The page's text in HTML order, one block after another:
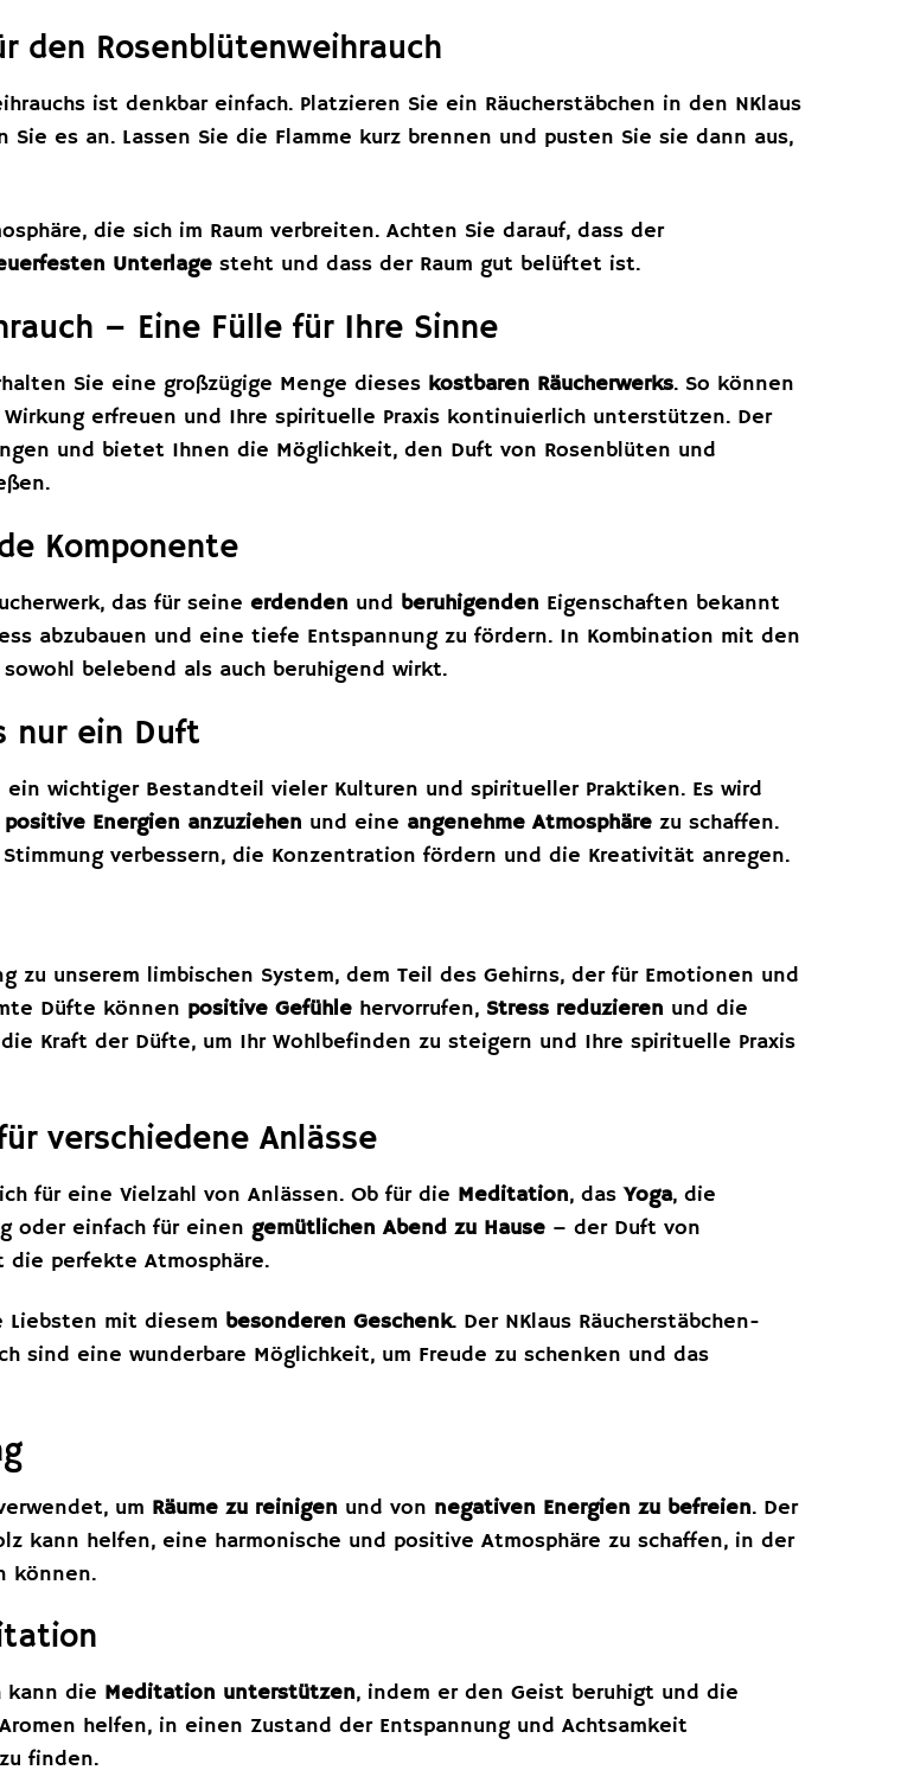
den Rosenblütenweihrauch
ist denkbar einfach. Platzieren Sie ein Räucherstäbchen in den NKlaus
Sie es an. Lassen Sie die Flamme kurz brennen und pusten Sie sie dann aus,
die sich im Raum verbreiten. Achten Sie darauf, dass der
Unterlage steht und dass der Raum gut belüftet ist.
– Eine Fülle für Ihre Sinne
Sie eine großzügige Menge dieses kostbaren Räucherwerks. So können
erfreuen und Ihre spirituelle Praxis kontinuierlich unterstützen. Der
und bietet Ihnen die Möglichkeit, den Duft von Rosenblüten und
Komponente
das für seineerdenden und beruhigenden Eigenschaften bekannt
abzubauen und eine tiefe Entspannung zu fördern. In Kombination mit den
belebend als auch beruhigend wirkt.
nur ein Duft
wichtiger Bestandteil vieler Kulturen und spiritueller Praktiken. Es wird
positive Energien anzuziehen und eine angenehme Atmosphäre zu schaffen.
verbessern, die Konzentration fördern und die Kreativität anregen.
zu unserem limbischen System, dem Teil des Gehirns, der für Emotionen und
Düfte können positive Gefühle hervorrufen, Stress reduzieren und die
Kraft der Düfte, um Ihr Wohlbefinden zu steigern und Ihre spirituelle Praxis
verschiedene Anlässe
für eine Vielzahl von Anlässen. Ob für die Meditation, dasYoga, die
oder einfach für einen gemütlichen Abend zu Hause – der Duft von
die perfekte Atmosphäre.
Liebsten mit diesem besonderen Geschenk. Der NKlaus Räucherstäbchen-
sind eine wunderbare Möglichkeit, um Freude zu schenken und das
um Räume zu reinigen und von negativen Energien zu befreien. Der
kann helfen, eine harmonische und positive Atmosphäre zu schaffen, in der
können.
kann die Meditation unterstützen, indem er den Geist beruhigt und die
helfen, in einen Zustand der Entspannung und Achtsamkeit
finden.